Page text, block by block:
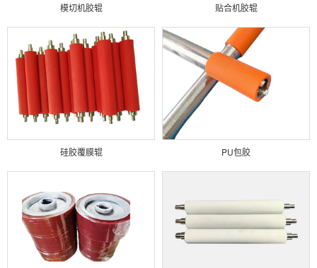
模切机胶辊 贴合机胶辊
硅胶覆膜辊 PU包胶